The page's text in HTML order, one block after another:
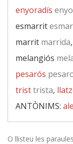
enyoradís
esmarrit
marrit marrida,
melangiós
pesarós
tristtrista,
ANTÒNIMS:
O llisteu les